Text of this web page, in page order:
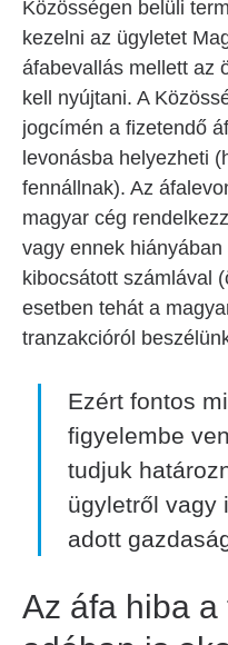
Közösségen belüli
kezelni az ügyletet
áfabevallás mellett az
kell nyújtani. A
jogcímén a fizetendő
levonásba helyezheti
fennállnak). Az
magyar cég
vagy ennek hiányában
kibocsátott számlával
esetben tehát a
tranzakcióról
Ezért fontos
figyelembe
tudjuk
ügyletről vagy
adott
Az áfa hiba a